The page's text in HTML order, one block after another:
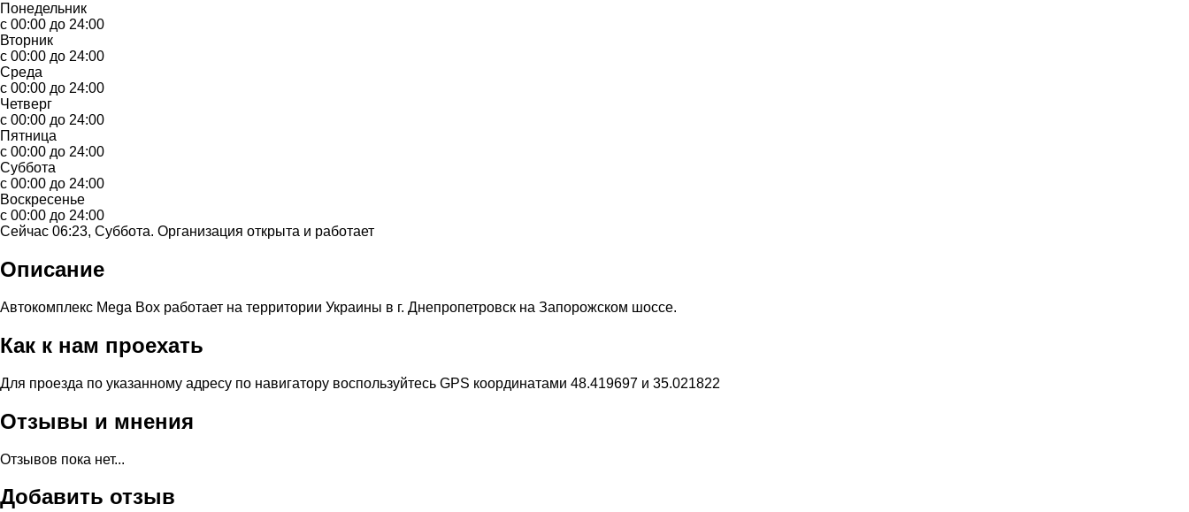
Понедельник
с 00:00 до 24:00
Вторник
с 00:00 до 24:00
Среда
с 00:00 до 24:00
Четверг
с 00:00 до 24:00
Пятница
с 00:00 до 24:00
Суббота
с 00:00 до 24:00
Воскресенье
с 00:00 до 24:00
Сейчас 06:23, Суббота. Организация открыта и работает
Описание
Автокомплекс Mega Box работает на территории Украины в г. Днепропетровск на Запорожском шоссе.
Как к нам проехать
Для проезда по указанному адресу по навигатору воспользуйтесь GPS координатами 48.419697 и 35.021822
Отзывы и мнения
Отзывов пока нет...
Добавить отзыв